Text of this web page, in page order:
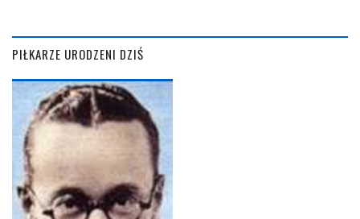
PIŁKARZE URODZENI DZIŚ